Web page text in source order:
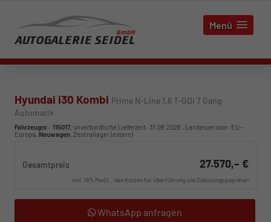
Menü
Hyundai i30 Kombi Prime N-Line 1.6 T-GDi 7 Gang
Automatik
Fahrzeugnr.: 115017, unverbindliche Lieferzeit: 31.08.2026 , Landesversion: EU -
Europa, Neuwagen, Zentrallager (extern)
Gesamtpreis 27.570,– €
incl. 19% MwSt., den Kosten für Überführung und Zulassungspapieren
WhatsApp anfragen